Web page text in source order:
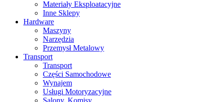
Materiały Eksploatacyjne
Inne Sklepy
Hardware
Maszyny
Narzędzia
Przemysł Metalowy
Transport
Transport
Części Samochodowe
Wynajem
Usługi Motoryzacyjne
Salony, Komisy